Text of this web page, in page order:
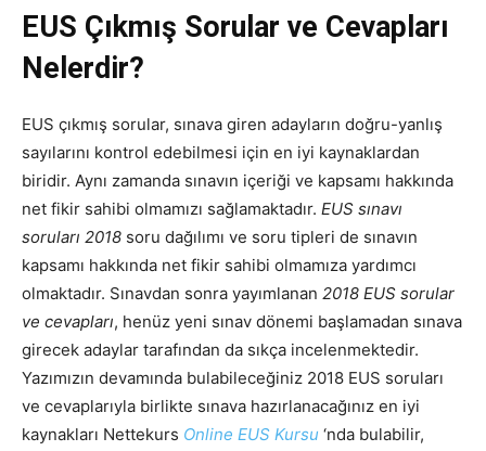
EUS Çıkmış Sorular ve Cevapları
Nelerdir?
EUS çıkmış sorular, sınava giren adayların doğru-yanlış
sayılarını kontrol edebilmesi için en iyi kaynaklardan
biridir. Aynı zamanda sınavın içeriği ve kapsamı hakkında
net fikir sahibi olmamızı sağlamaktadır. EUS sınavı
soruları 2018 soru dağılımı ve soru tipleri de sınavın
kapsamı hakkında net fikir sahibi olmamıza yardımcı
olmaktadır. Sınavdan sonra yayımlanan 2018 EUS sorular
ve cevapları, henüz yeni sınav dönemi başlamadan sınava
girecek adaylar tarafından da sıkça incelenmektedir.
Yazımızın devamında bulabileceğiniz 2018 EUS soruları
ve cevaplarıyla birlikte sınava hazırlanacağınız en iyi
kaynakları Nettekurs Online EUS Kursu ‘nda bulabilir,